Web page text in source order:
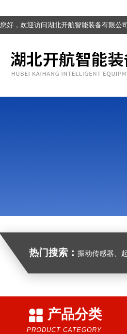
您好，欢迎访问湖北开航智能装备有限公
热门搜索： 振动传感器、起
产品分类
PRODUCT CATEGORY